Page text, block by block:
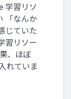
学習リソ
「なんか
じていた
習リソー
、ほぼ
れていま